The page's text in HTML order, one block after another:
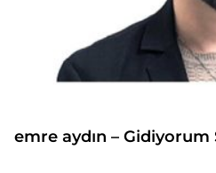
emre aydın – Gidiyorum